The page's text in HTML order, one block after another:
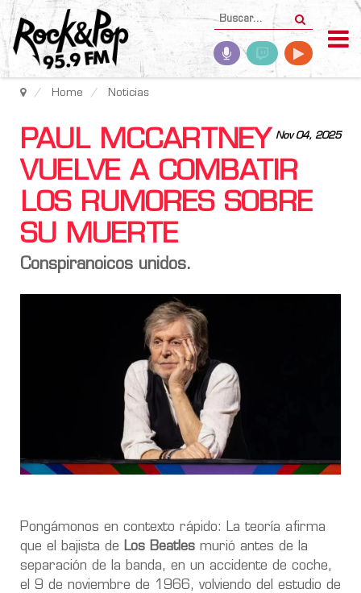
Home Noticias
Nov 04, 2025
PAUL MCCARTNEY
VUELVE A COMBATIR
LOS RUMORES SOBRE
SU MUERTE
Conspiranoicos unidos.
Pongámonos en contexto rápido: La teoría afirma
que el bajista de Los Beatles murió antes de la
separación de la banda, en un accidente de coche,
el 9 de noviembre de 1966, volviendo del estudio de